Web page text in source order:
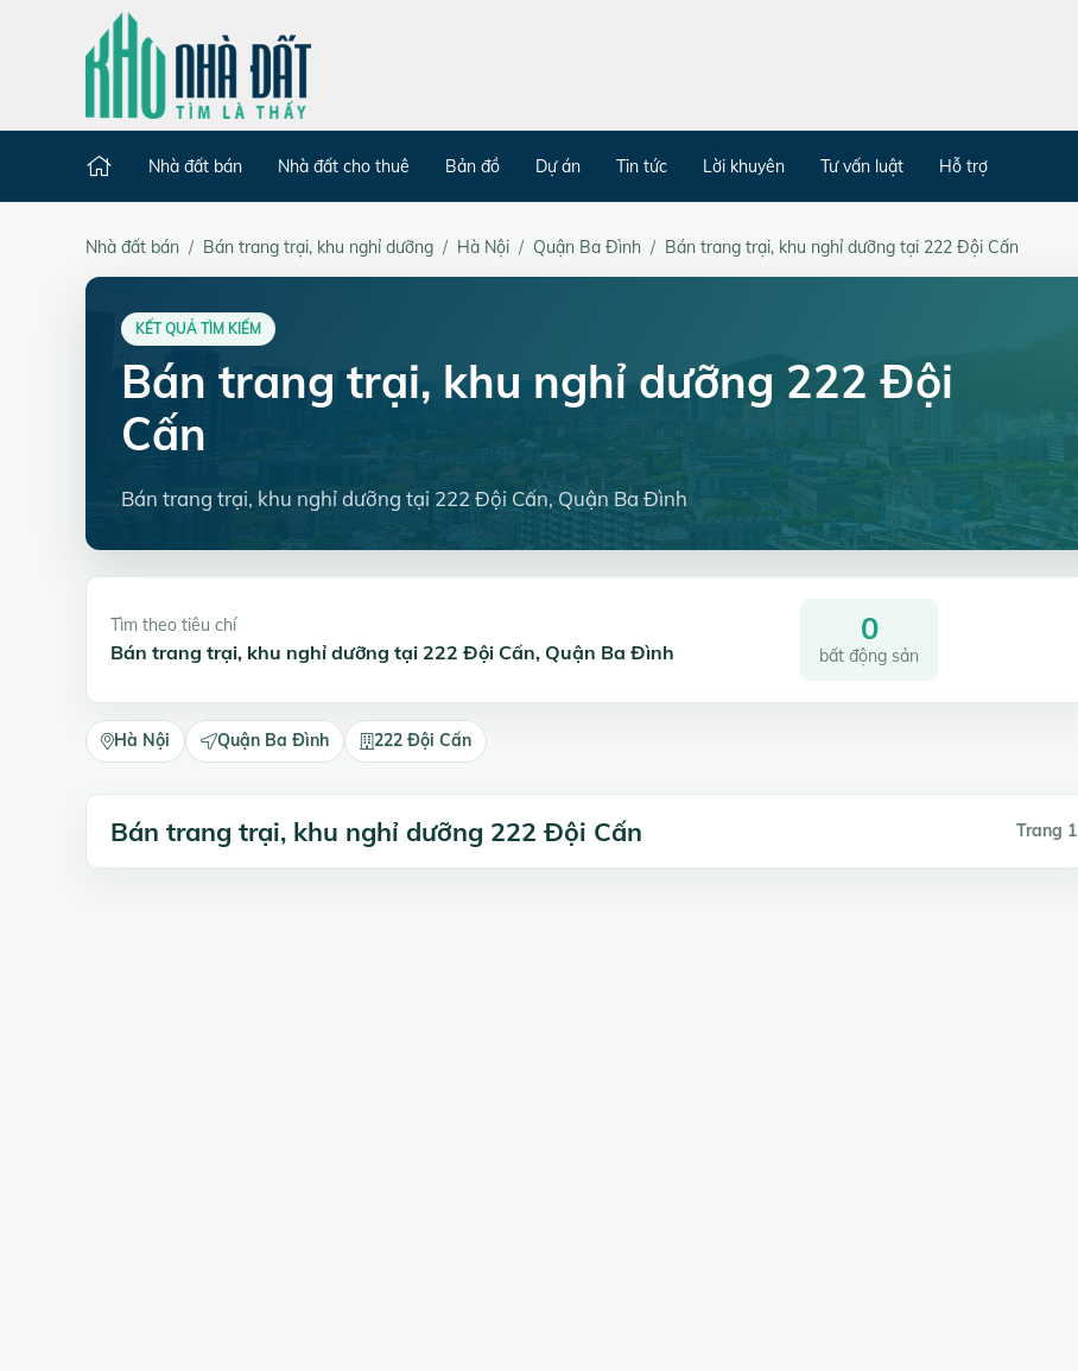
Nhà đất bán Nhà đất cho thuê Bản đồ Dự án Tin tức Lời khuyên Tư vấn luật Hỗ trợ
Nhà đất bán Bán trang trại, khu nghỉ dưỡng Hà Nội Quận Ba Đình Bán trang trại, khu nghỉ dưỡng tại 222 Đội Cấn
KẾT QUẢ TÌM KIẾM
Bán trang trại, khu nghỉ dưỡng 222 Đội
Cấn
Bán trang trại, khu nghỉ dưỡng tại 222 Đội Cấn, Quận Ba Đình
Tìm theo tiêu chí
Bán trang trại, khu nghỉ dưỡng tại 222 Đội Cấn, Quận Ba Đình
0
bất động sản
Hà Nội Quận Ba Đình 222 Đội Cấn
Bán trang trại, khu nghỉ dưỡng 222 Đội Cấn Trang 1